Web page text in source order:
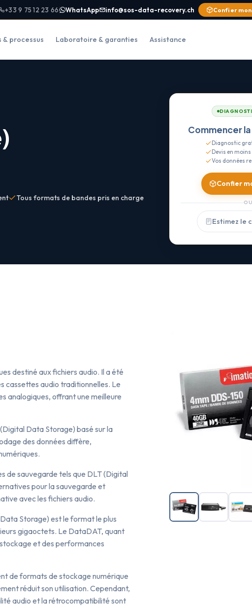
+33 9 75 12 23 66 WhatsApp info@sos-data-recovery.ch Confier
& processus Laboratoire & garanties Assistance
)
Tous formats de bandes pris en charge
Commencer
Diagnostic
Devis en moins
Vos données
Confier
Estimez le
destiné aux fichiers audio. Il a été
cassettes audio traditionnelles. Le
analogiques, offrant une meilleure
Data Storage) basé sur la
des données diffère,
de sauvegarde tels que DLT (Digital
pour la sauvegarde et
avec les fichiers audio.
Storage) est le format le plus
gigaoctets. Le DataDAT, quant
et des performances
de formats de stockage numérique
réduit son utilisation. Cependant,
audio et la rétrocompatibilité sont